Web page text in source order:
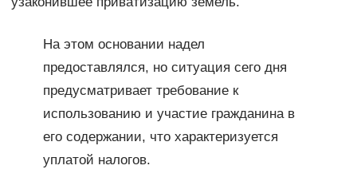
На этом основании надел
предоставлялся, но ситуация сего дня
предусматривает требование к
использованию и участие гражданина в
его содержании, что характеризуется
уплатой налогов.